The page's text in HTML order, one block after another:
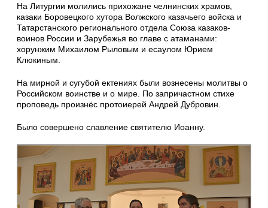
На Литургии молились прихожане челнинских храмов,
казаки Боровецкого хутора Волжского казачьего войска и
Татарстанского регионального отдела Союза казаков-
воинов России и Зарубежья во главе с атаманами:
хорунжим Михаилом Рыловым и есаулом Юрием
Клюкиным.
На мирной и сугубой ектениях были вознесены молитвы о
Российском воинстве и о мире. По запричастном стихе
проповедь произнёс протоиерей Андрей Дубровин.
Было совершено славление святителю Иоанну.